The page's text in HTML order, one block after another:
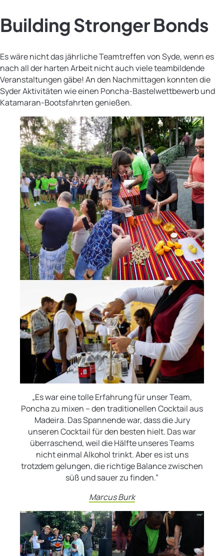
Building Stronger Bonds
Es wäre nicht das jährliche Teamtreffen von Syde, wenn es
nach all der harten Arbeit nicht auch viele teambildende
Veranstaltungen gäbe! An den Nachmittagen konnten die
Syder Aktivitäten wie einen Poncha-Bastelwettbewerb und
Katamaran-Bootsfahrten genießen.
„Es war eine tolle Erfahrung für unser Team,
Poncha zu mixen – den traditionellen Cocktail aus
Madeira. Das Spannende war, dass die Jury
unseren Cocktail für den besten hielt. Das war
überraschend, weil die Hälfte unseres Teams
nicht einmal Alkohol trinkt. Aber es ist uns
trotzdem gelungen, die richtige Balance zwischen
süß und sauer zu finden.”
Marcus Burk